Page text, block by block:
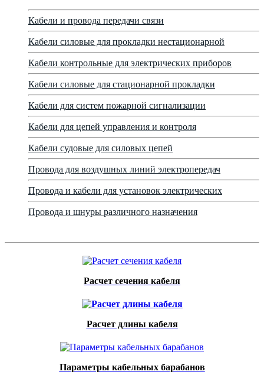
Кабели и провода передачи связи
Кабели силовые для прокладки нестационарной
Кабели контрольные для электрических приборов
Кабели силовые для стационарной прокладки
Кабели для систем пожарной сигнализации
Кабели для цепей управления и контроля
Кабели судовые для силовых цепей
Провода для воздушных линий электропередач
Провода и кабели для установок электрических
Провода и шнуры различного назначения
Расчет сечения кабеля
Расчет длины кабеля
Параметры кабельных барабанов